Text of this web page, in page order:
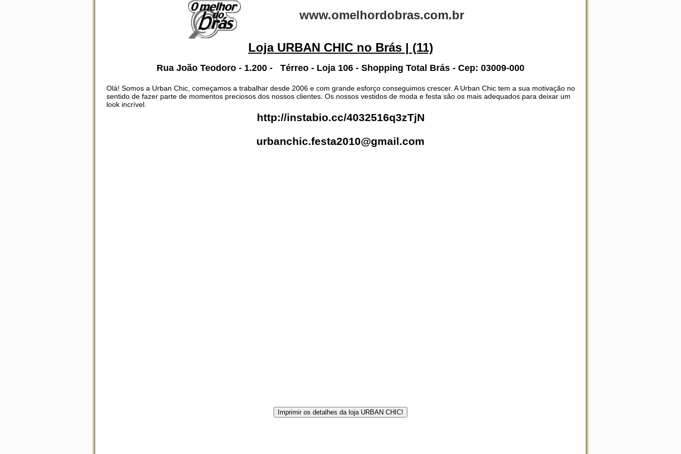
www.omelhordobras.com.br
Loja URBAN CHIC no Brás | (11)
Rua João Teodoro - 1.200 - Térreo - Loja 106 - Shopping Total Brás - Cep: 03009-000
Olá! Somos a Urban Chic, começamos a trabalhar desde 2006 e com grande esforço conseguimos crescer. A Urban Chic tem a sua motivação no
sentido de fazer parte de momentos preciosos dos nossos clientes. Os nossos vestidos de moda e festa são os mais adequados para deixar um
look incrível.
http://instabio.cc/4032516q3zTjN
urbanchic.festa2010@gmail.com